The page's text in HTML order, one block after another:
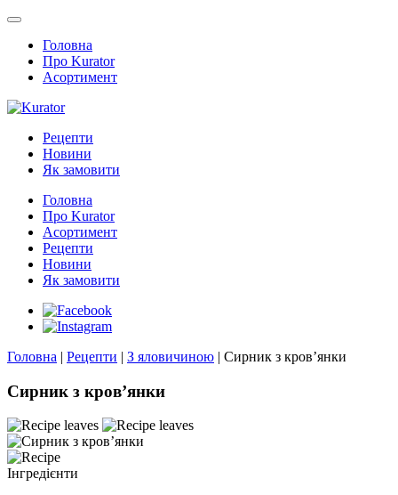
Головна
Про Kurator
Асортимент
Рецепти
Новини
Як замовити
Головна
Про Kurator
Асортимент
Рецепти
Новини
Як замовити
Головна | Рецепти | З яловичиною | Сирник з кров’янки
Сирник з кров’янки
Інгредієнти